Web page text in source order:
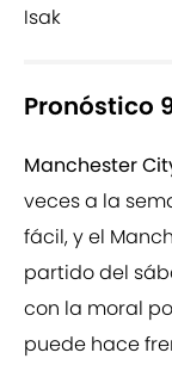
Isak
Pronóstico
Manchester
veces a la
fácil, y el
partido del
con la moral
puede hace